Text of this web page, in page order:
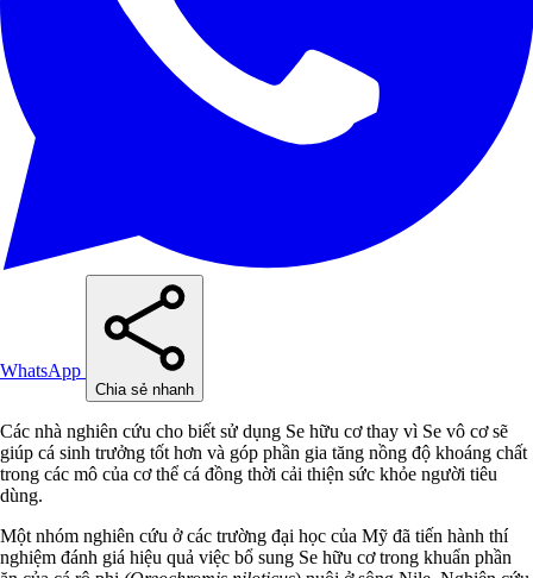
WhatsApp
Chia sẻ nhanh
Các nhà nghiên cứu cho biết sử dụng Se hữu cơ thay vì Se vô cơ sẽ
giúp cá sinh trưởng tốt hơn và góp phần gia tăng nồng độ khoáng chất
trong các mô của cơ thể cá đồng thời cải thiện sức khỏe người tiêu
dùng.
Một nhóm nghiên cứu ở các trường đại học của Mỹ đã tiến hành thí
nghiệm đánh giá hiệu quả việc bổ sung Se hữu cơ trong khuẩn phần